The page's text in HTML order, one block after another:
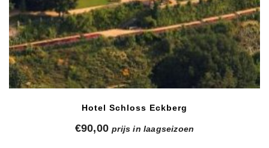
Hotel Schloss Eckberg
€90,00 prijs in laagseizoen